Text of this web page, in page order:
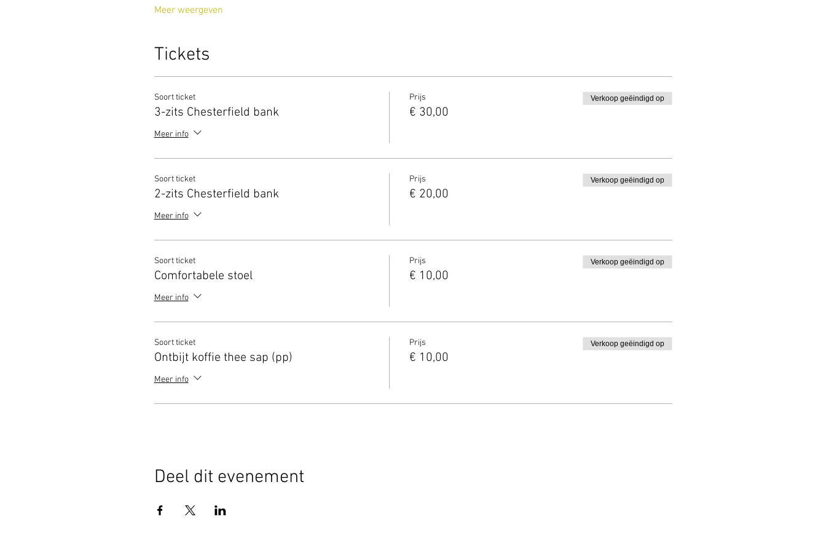
Meer weergeven
Tickets
Soort ticket
3-zits Chesterfield bank
Meer info
Prijs
€ 30,00
Verkoop geëindigd op
Soort ticket
2-zits Chesterfield bank
Meer info
Prijs
€ 20,00
Verkoop geëindigd op
Soort ticket
Comfortabele stoel
Meer info
Prijs
€ 10,00
Verkoop geëindigd op
Soort ticket
Ontbijt koffie thee sap (pp)
Meer info
Prijs
€ 10,00
Verkoop geëindigd op
Deel dit evenement